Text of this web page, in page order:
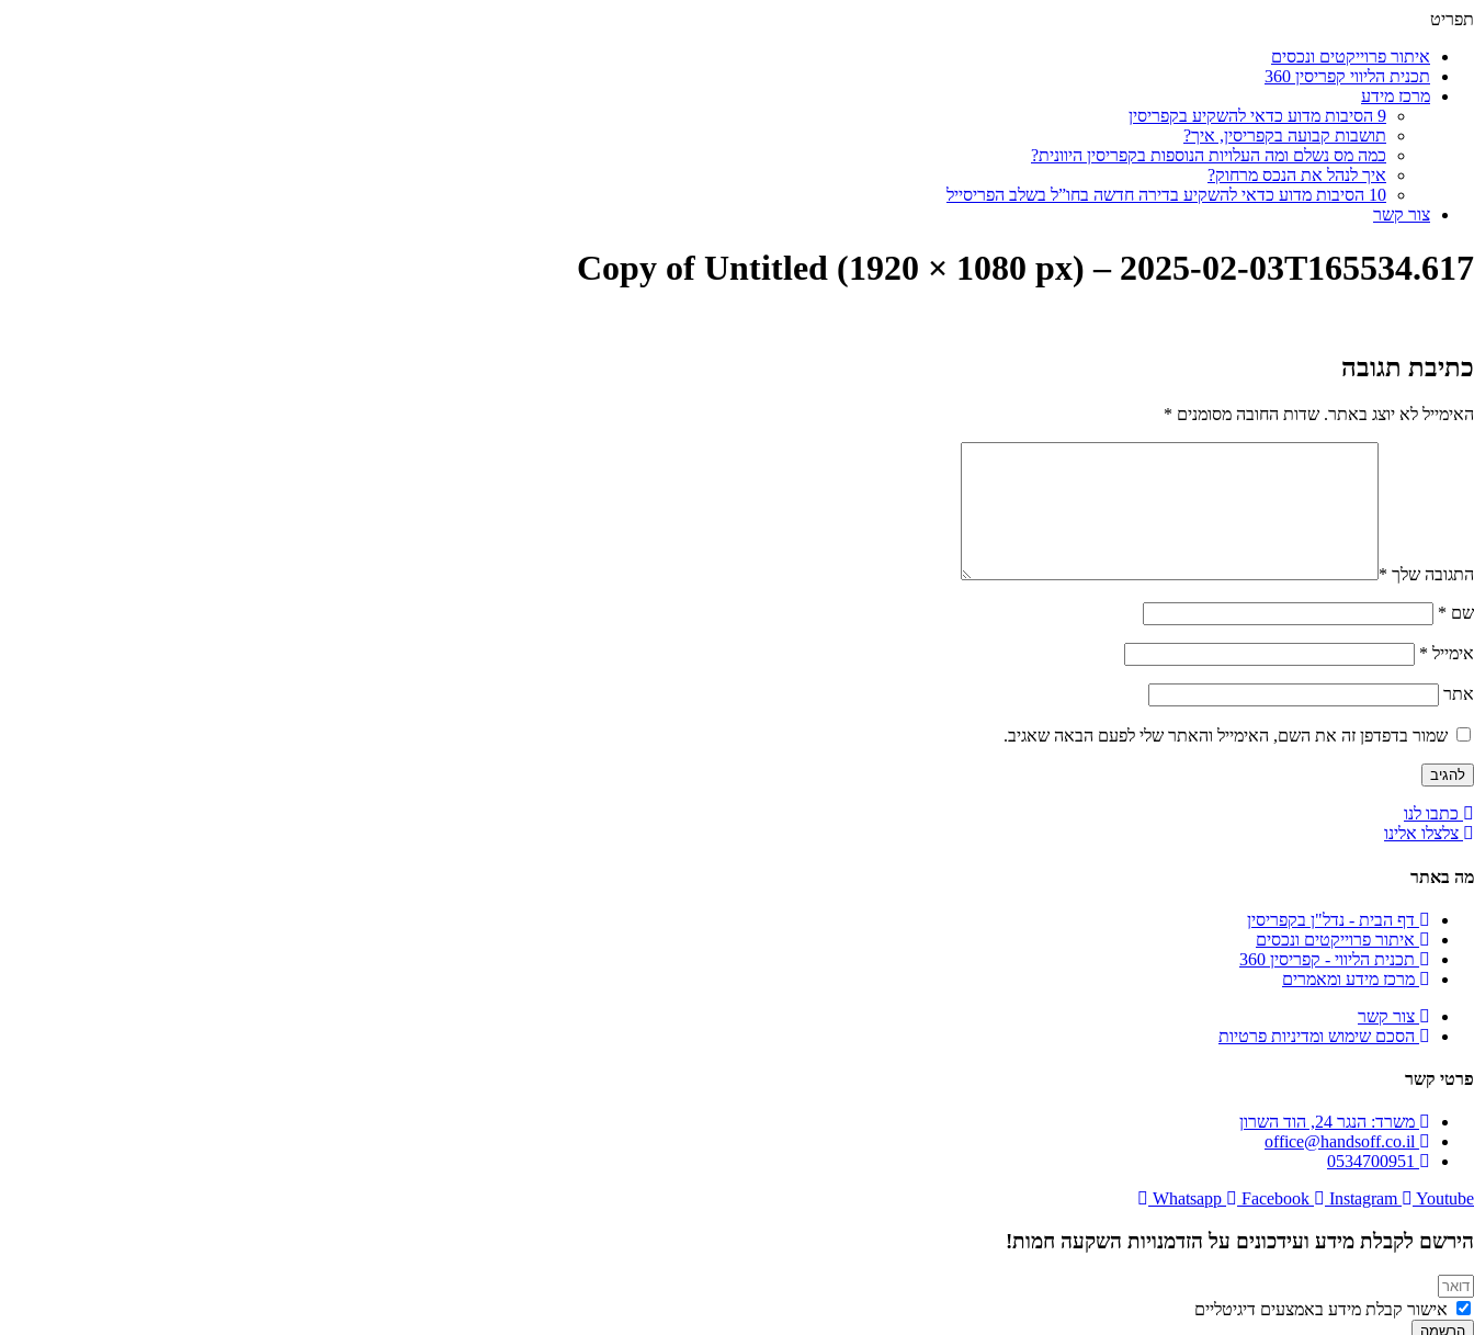
תפריט
איתור פרוייקטים ונכסים
תכנית הליווי קפריסין 360
מרכז מידע
9 הסיבות מדוע כדאי להשקיע בקפריסין
תושבות קבועה בקפריסין, איך?
כמה מס נשלם ומה העלויות הנוספות בקפריסין היוונית?
איך לנהל את הנכס מרחוק?
10 הסיבות מדוע כדאי להשקיע בדירה חדשה בחו”ל בשלב הפריסייל
צור קשר
Copy of Untitled (1920 × 1080 px) – 2025-02-03T165534.617
כתיבת תגובה
האימייל לא יוצג באתר. שדות החובה מסומנים *
התגובה שלך *
שם *
אימייל *
אתר
שמור בדפדפן זה את השם, האימייל והאתר שלי לפעם הבאה שאגיב.
כתבו לנו
צלצלו אלינו
מה באתר
דף הבית - נדל"ן בקפריסין
איתור פרוייקטים ונכסים
תכנית הליווי - קפריסין 360
מרכז מידע ומאמרים
צור קשר
הסכם שימוש ומדיניות פרטיות
פרטי קשר
משרד: הנגר 24, הוד השרון
office@handsoff.co.il
0534700951
Whatsapp
Facebook Instagram Youtube
הירשם לקבלת מידע ועידכונים על הזדמנויות השקעה חמות!
אישור קבלת מידע באמצעים דיגיטליים
הרשמה